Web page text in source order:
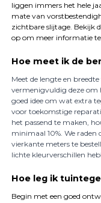
liggen immers het hele
mate van
zichtbare slijtage. Bekijk
op om meer informatie
Hoe meet ik de
Meet de lengte en
vermenigvuldig deze om
goed idee om wat extra
voor toekomstige
het passend te maken,
minimaal 10%. We raden
vierkante meters te
lichte kleurverschillen
Hoe leg ik
Begin met een goed